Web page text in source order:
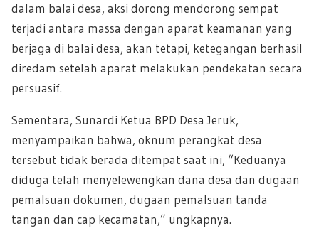
dalam balai desa, aksi dorong mendorong sempat
terjadi antara massa dengan aparat keamanan yang
berjaga di balai desa, akan tetapi, ketegangan berhasil
diredam setelah aparat melakukan pendekatan secara
persuasif.
Sementara, Sunardi Ketua BPD Desa Jeruk,
menyampaikan bahwa, oknum perangkat desa
tersebut tidak berada ditempat saat ini, “Keduanya
diduga telah menyelewengkan dana desa dan dugaan
pemalsuan dokumen, dugaan pemalsuan tanda
tangan dan cap kecamatan,” ungkapnya.